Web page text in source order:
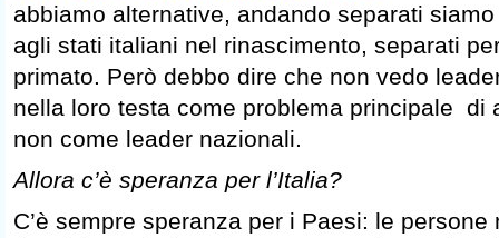
abbiamo alternative, andando separati
agli stati italiani nel rinascimento, separati
primato. Però debbo dire che non vedo
nella loro testa come problema principale di
non come leader nazionali.
Allora c’è speranza per l’Italia?
C’è sempre speranza per i Paesi: le